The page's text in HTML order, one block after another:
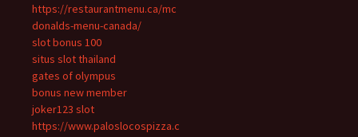
https://restaurantmenu.ca/mc
donalds-menu-canada/
slot bonus 100
situs slot thailand
gates of olympus
bonus new member
joker123 slot
https://www.paloslocospizza.c